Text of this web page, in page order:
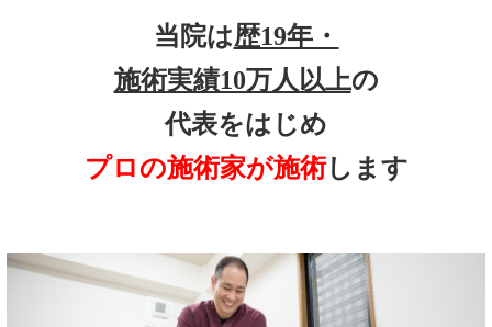
当院は歴19年・
施術実績10万人以上の
代表をはじめ
プロの施術家が施術します